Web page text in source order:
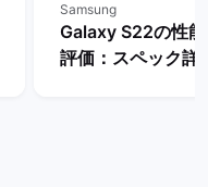
Samsung
Galaxy S22の性
評価：スペック詳